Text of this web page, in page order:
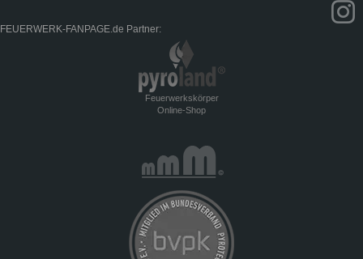
FEUERWERK-FANPAGE.de Partner:
Feuerwerkskörper
Online-Shop